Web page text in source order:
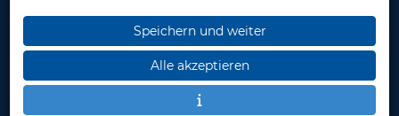
Herstellerpreis: 69,90 €
49,00 €
Speichern und weiter
Alle akzeptieren